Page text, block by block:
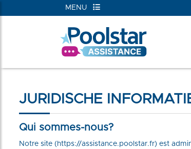
MENU
JURIDISCHE
Qui sommes-nous?
Notre site ( https://assistance.poolstar.fr) est